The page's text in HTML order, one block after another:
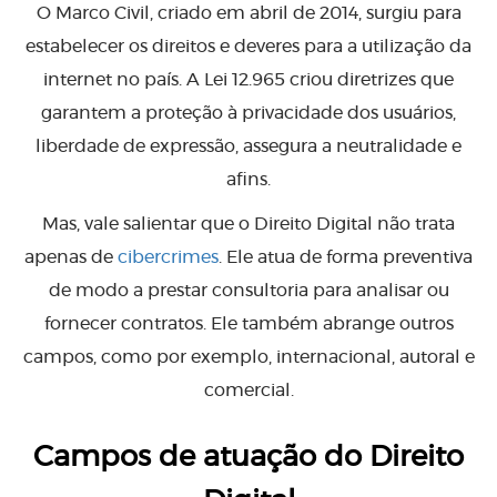
O Marco Civil, criado em abril de 2014, surgiu para
estabelecer os direitos e deveres para a utilização da
internet no país. A Lei 12.965 criou diretrizes que
garantem a proteção à privacidade dos usuários,
liberdade de expressão, assegura a neutralidade e
afins.
Mas, vale salientar que o Direito Digital não trata
apenas de cibercrimes. Ele atua de forma preventiva
de modo a prestar consultoria para analisar ou
fornecer contratos. Ele também abrange outros
campos, como por exemplo, internacional, autoral e
comercial.
Campos de atuação do Direito